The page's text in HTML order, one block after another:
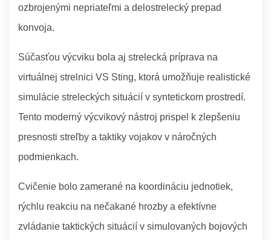
ozbrojenými nepriateľmi a delostrelecký prepad
konvoja.
Súčasťou výcviku bola aj strelecká príprava na
virtuálnej strelnici VS Sting, ktorá umožňuje realistické
simulácie streleckých situácií v syntetickom prostredí.
Tento moderný výcvikový nástroj prispel k zlepšeniu
presnosti streľby a taktiky vojakov v náročných
podmienkach.
Cvičenie bolo zamerané na koordináciu jednotiek,
rýchlu reakciu na nečakané hrozby a efektívne
zvládanie taktických situácií v simulovaných bojových